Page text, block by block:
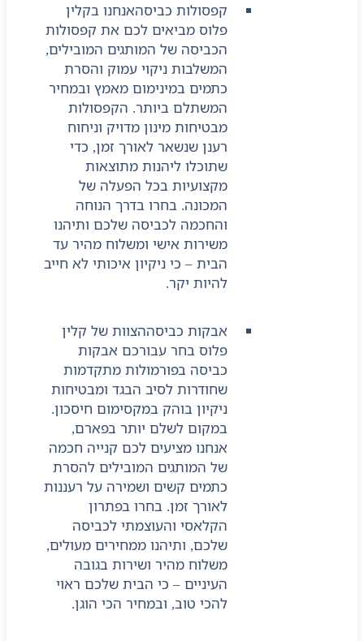
קפסולות כביסהאנחנו בקלין
פלוס מביאים לכם את קפסולות
הכביסה של המותגים המובילים,
המשלבות ניקוי עמוק והסרת
כתמים במינימום מאמץ ובמחיר
המשתלם ביותר. הקפסולות
מבטיחות מינון מדויק וניחוח
רענן שנשאר לאורך זמן, כדי
שתוכלו ליהנות מתוצאות
מקצועיות בכל הפעלה של
המכונה. בחרו בדרך הנוחה
והחכמה לכביסה שלכם ותיהנו
משירות אישי ומשלוח מהיר עד
הבית – כי ניקיון איכותי לא חייב
להיות יקר.
אבקות כביסההצוות של קלין
פלוס בחר עבורכם אבקות
כביסה בפורמולות מתקדמות
שחודרות לסיב הבגד ומבטיחות
ניקיון בוהק במקסימום חיסכון.
במקום לשלם יותר בפארם,
אנחנו מציעים לכם קנייה חכמה
של המותגים המובילים להסרת
כתמים קשים ושמירה על רעננות
לאורך זמן. בחרו בפתרון
הקלאסי והעוצמתי לכביסה
שלכם, ותיהנו ממחירים מעולים,
משלוח מהיר ושירות בגובה
העיניים – כי הבית שלכם ראוי
להכי טוב, ובמחיר הכי הוגן.